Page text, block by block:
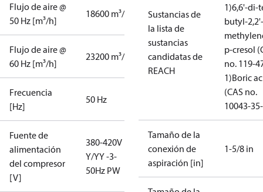
Flujo de aire @
50 Hz [m³/h]
18600 m³/h
Flujo de aire @
60 Hz [m³/h]
23200 m³/h
Frecuencia
[Hz]
50 Hz
Fuente de
alimentación
del compresor
[V]
380-420V
Y/YY -3-
50Hz PW
Sustancias de
la lista de
sustancias
candidatas de
REACH
1)6,6'-di-
butyl-2,2'-
p-cresol
no. 119-
1)Boric
(CAS no.
10043-
Tamaño de la
conexión de
aspiración [in]
1-5/8 in